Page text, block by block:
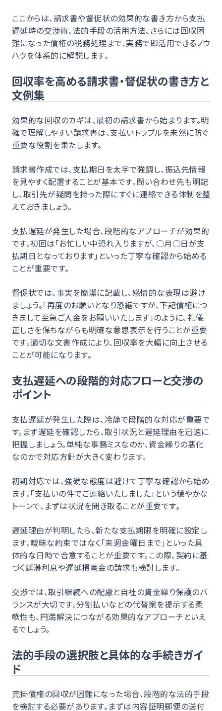
ここからは、請求書や督促状の効果的な書き方から支払
遅延時の交渉術、法的手段の活用方法、さらには回収困
難になった債権の税務処理まで、実務で即活用できるノウ
ハウを体系的に解説します。
回収率を高める請求書・督促状の書き方と
文例集
効果的な回収のカギは、最初の請求書から始まります。明
確で理解しやすい請求書は、支払いトラブルを未然に防ぐ
重要な役割を果たします。
請求書作成では、支払期日を太字で強調し、振込先情報
を見やすく配置することが基本です。問い合わせ先も明記
し、取引先が疑問を持った際にすぐに連絡できる体制を整
えておきましょう。
支払遅延が発生した場合、段階的なアプローチが効果的
です。初回は「お忙しい中恐れ入りますが、○月○日が支
払期日となっております」といった丁寧な確認から始める
ことが重要です。
督促状では、事実を簡潔に記載し、感情的な表現は避け
ましょう。「再度のお願いとなり恐縮ですが、下記債権につ
きまして至急ご入金をお願いいたします」のように、礼儀
正しさを保ちながらも明確な意思表示を行うことが重要
です。適切な文書作成により、回収率を大幅に向上させる
ことが可能になります。
支払遅延への段階的対応フローと交渉の
ポイント
支払遅延が発生した際は、冷静で段階的な対応が重要で
す。まず遅延を確認したら、取引状況と遅延理由を迅速に
把握しましょう。単純な事務ミスなのか、資金繰りの悪化
なのかで対応方針が大きく変わります。
初期対応では、強硬な態度は避けて丁寧な確認から始め
ます。「支払いの件でご連絡いたしました」という穏やかな
トーンで、まずは状況を聞き取ることが重要です。
遅延理由が判明したら、新たな支払期限を明確に設定し
ます。曖昧な約束ではなく「来週金曜日まで」といった具
体的な日時で合意することが重要です。この際、契約に基
づく延滞利息や遅延損害金の請求も検討します。
交渉では、取引継続への配慮と自社の資金繰り保護のバ
ランスが大切です。分割払いなどの代替案を提示する柔
軟性も、円満解決につながる効果的なアプローチといえ
るでしょう。
法的手段の選択肢と具体的な手続きガイ
ド
売掛債権の回収が困難になった場合、段階的な法的手段
を検討する必要があります。まずは内容証明郵便の送付